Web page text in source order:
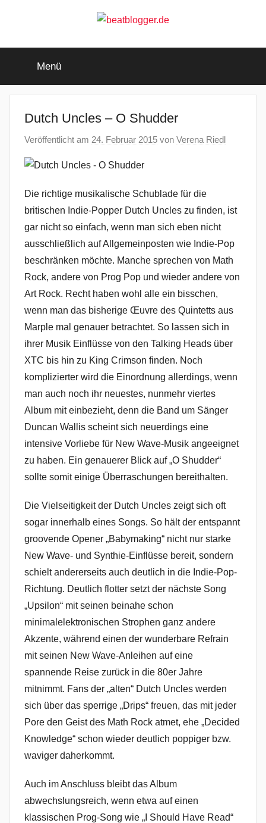
beatblogger.de
beat
goes
Menü
Dutch Uncles – O Shudder
Veröffentlicht am 24. Februar 2015 von Verena Riedl
Die richtige musikalische Schublade für die
britischen Indie-Popper Dutch Uncles zu finden, ist
gar nicht so einfach, wenn man sich eben nicht
ausschließlich auf Allgemeinposten wie Indie-Pop
beschränken möchte. Manche sprechen von Math
Rock, andere von Prog Pop und wieder andere von
Art Rock. Recht haben wohl alle ein bisschen,
wenn man das bisherige Œuvre des Quintetts aus
Marple mal genauer betrachtet. So lassen sich in
ihrer Musik Einflüsse von den Talking Heads über
XTC bis hin zu King Crimson finden. Noch
komplizierter wird die Einordnung allerdings, wenn
man auch noch ihr neuestes, nunmehr viertes
Album mit einbezieht, denn die Band um Sänger
Duncan Wallis scheint sich neuerdings eine
intensive Vorliebe für New Wave-Musik angeeignet
zu haben. Ein genauerer Blick auf „O Shudder“
sollte somit einige Überraschungen bereithalten.
Die Vielseitigkeit der Dutch Uncles zeigt sich oft
sogar innerhalb eines Songs. So hält der entspannt
groovende Opener „Babymaking“ nicht nur starke
New Wave- und Synthie-Einflüsse bereit, sondern
schielt andererseits auch deutlich in die Indie-Pop-
Richtung. Deutlich flotter setzt der nächste Song
„Upsilon“ mit seinen beinahe schon
minimalelektronischen Strophen ganz andere
Akzente, während einen der wunderbare Refrain
mit seinen New Wave-Anleihen auf eine
spannende Reise zurück in die 80er Jahre
mitnimmt. Fans der „alten“ Dutch Uncles werden
sich über das sperrige „Drips“ freuen, das mit jeder
Pore den Geist des Math Rock atmet, ehe „Decided
Knowledge“ schon wieder deutlich poppiger bzw.
waviger daherkommt.
Auch im Anschluss bleibt das Album
abwechslungsreich, wenn etwa auf einen
klassischen Prog-Song wie „I Should Have Read“